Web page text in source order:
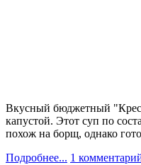
Вкусный бюджетный
капустой. Этот суп по
похож на борщ, однако
Подробнее... 1